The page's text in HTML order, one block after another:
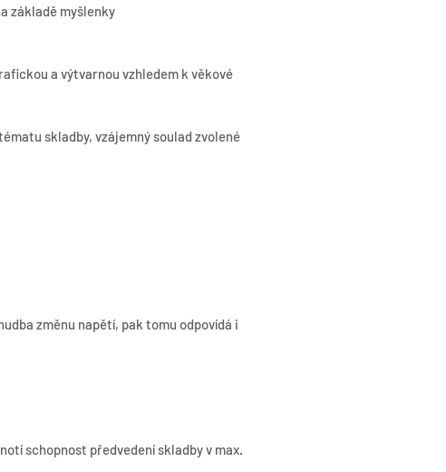
základě myšlenky
a výtvarnou vzhledem k věkové
skladby, vzájemný soulad zvolené
změnu napětí, pak tomu odpovídá i
schopnost předvedení skladby v max.